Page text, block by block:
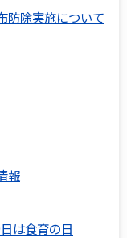
防除実施について
報
は食育の日